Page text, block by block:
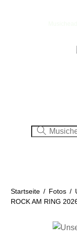
Startseite / Fotos /
ROCK AM RING